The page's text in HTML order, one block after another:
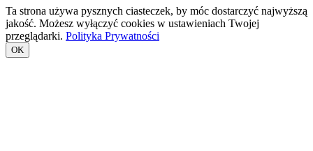
Ta strona używa pysznych ciasteczek, by móc dostarczyć najwyższą
jakość. Możesz wyłączyć cookies w ustawieniach Twojej
przeglądarki. Polityka Prywatności
OK